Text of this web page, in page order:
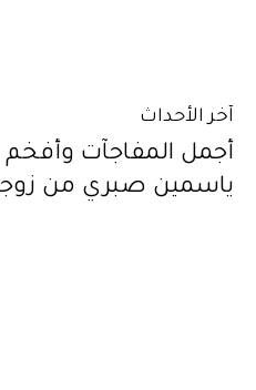
آخر الأحداث
أجمل المفاجآت وأفخم
ياسمين صبري من